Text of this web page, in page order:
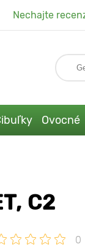
Nechajte
Ovocné
C2
0